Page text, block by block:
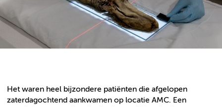
Het waren heel bijzondere patiënten die afgelopen
zaterdagochtend aankwamen op locatie AMC. Een